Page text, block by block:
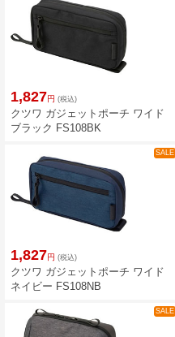
1,827円 (税込)
クツワ ガジェットポーチ ワイド
ブラック FS108BK
SALE
1,827円 (税込)
クツワ ガジェットポーチ ワイド
ネイビー FS108NB
SALE